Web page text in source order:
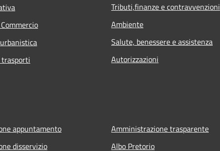
Tributi,finanze e contravvenzioni
Ambiente
Salute, benessere e assistenza
Autorizzazioni
appuntamento
disservizio
Amministrazione trasparente
Albo Pretorio